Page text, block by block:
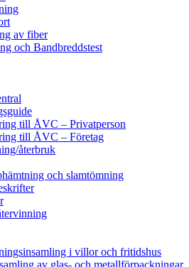
av fiber
och Bandbreddstest
till ÅVC – Privatperson
till ÅVC – Företag
återbruk
och slamtömning
i villor och fritidshus
av glas- och metallförpackningar